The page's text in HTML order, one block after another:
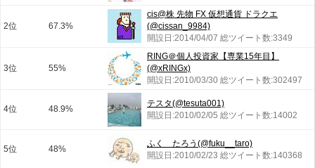
2位 67.3%
cis@株 先物 FX 仮想通貨 ドラクエ
(@cissan_9984)
開設日:2014/04/07 総ツイート数:3349
3位 55%
RING＠個人投資家【専業15年目】
(@xRINGx)
開設日:2010/03/30 総ツイート数:302497
4位 48.9%
テスタ(@tesuta001)
開設日:2010/02/05 総ツイート数:14002
5位 48%
ふく たろう(@fuku__taro)
開設日:2010/02/23 総ツイート数:140368